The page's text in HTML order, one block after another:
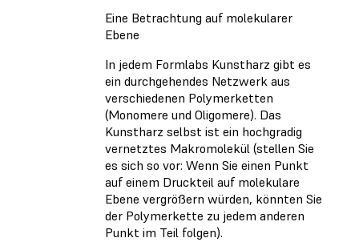
Eine Betrachtung auf molekularer
Ebene
In jedem Formlabs Kunstharz gibt es
ein durchgehendes Netzwerk aus
verschiedenen Polymerketten
(Monomere und Oligomere). Das
Kunstharz selbst ist ein hochgradig
vernetztes Makromolekül (stellen Sie
es sich so vor: Wenn Sie einen Punkt
auf einem Druckteil auf molekulare
Ebene vergrößern würden, könnten Sie
der Polymerkette zu jedem anderen
Punkt im Teil folgen).